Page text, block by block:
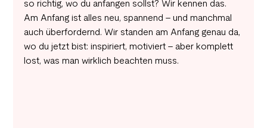
so richtig, wo du anfangen sollst? Wir kennen das.
Am Anfang ist alles neu, spannend – und manchmal
auch überfordernd. Wir standen am Anfang genau da,
wo du jetzt bist: inspiriert, motiviert – aber komplett
lost, was man wirklich beachten muss.